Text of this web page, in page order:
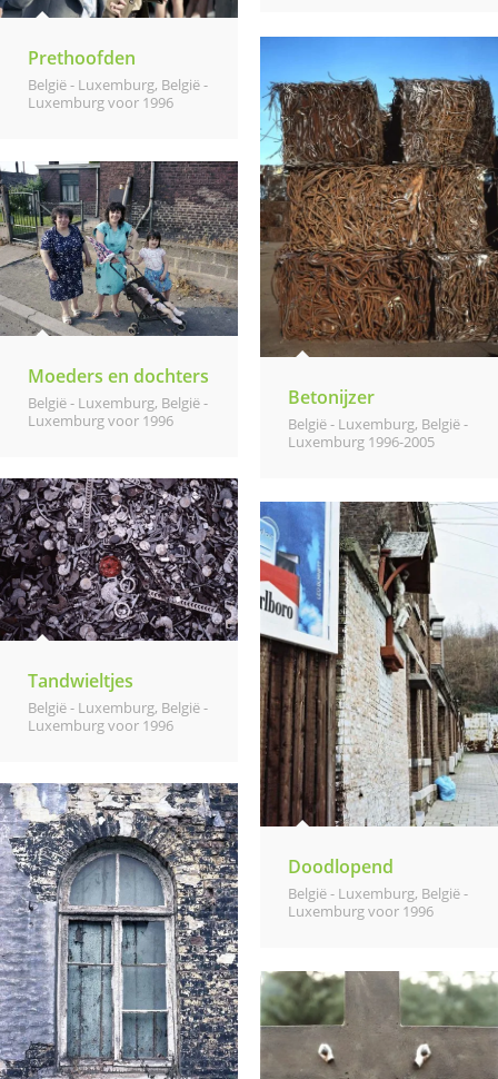
Prethoofden
België - Luxemburg, België -
Luxemburg voor 1996
Betonijzer
België - Luxemburg, België -
Luxemburg 1996-2005
Moeders en dochters
België - Luxemburg, België -
Luxemburg voor 1996
Tandwieltjes
België - Luxemburg, België -
Luxemburg voor 1996
Doodlopend
België - Luxemburg, België -
Luxemburg voor 1996